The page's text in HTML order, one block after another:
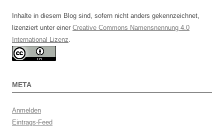
Inhalte in diesem Blog sind, sofern nicht anders gekennzeichnet,
lizenziert unter einer Creative Commons Namensnennung 4.0
International Lizenz
META
Anmelden
Eintrags-Feed